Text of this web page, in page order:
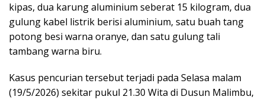
kipas, dua karung aluminium seberat 15 kilogram, dua
gulung kabel listrik berisi aluminium, satu buah tang
potong besi warna oranye, dan satu gulung tali
tambang warna biru.
Kasus pencurian tersebut terjadi pada Selasa malam
(19/5/2026) sekitar pukul 21.30 Wita di Dusun Malimbu,